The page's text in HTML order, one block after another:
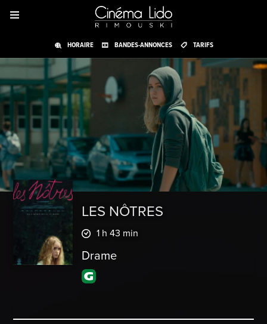
HORAIRE BANDES-ANNONCES TARIFS
LES NÔTRES
1 h 43 min
Drame